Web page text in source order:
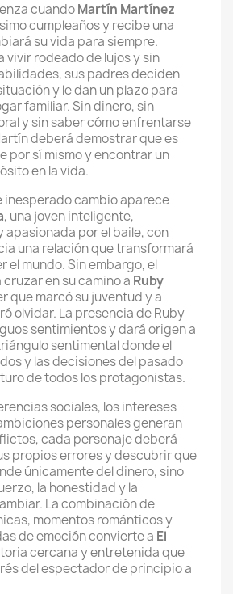
cuandoMartín Martínez
cumpleaños y recibe una
su vida para siempre.
vivir rodeado de lujos y sin
sus padres deciden
y le dan un plazo para
familiar. Sin dinero, sin
y sin saber cómo enfrentarse
deberá demostrar que es
por sí mismo y encontrar un
en la vida.
inesperado cambio aparece
, una joven inteligente,
por el baile, con
una relación que transformará
el mundo. Sin embargo, el
en su camino a Ruby
que marcó su juventud y a
olvidar. La presencia de Ruby
sentimientos y dará origen a
sentimental donde el
y las decisiones del pasado
de todos los protagonistas.
sociales, los intereses
personales generan
cada personaje deberá
propios errores y descubrir que
únicamente del dinero, sino
la honestidad y la
La combinación de
momentos románticos y
de emoción convierte a El
cercana y entretenida que
del espectador de principio a